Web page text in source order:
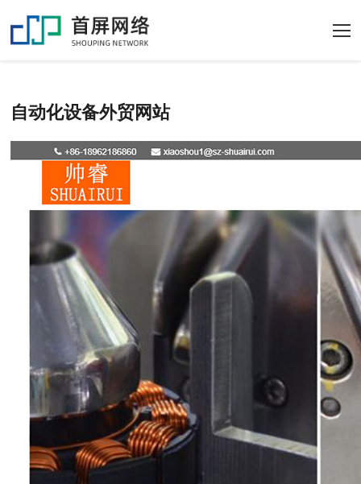
自动化设备外贸网站